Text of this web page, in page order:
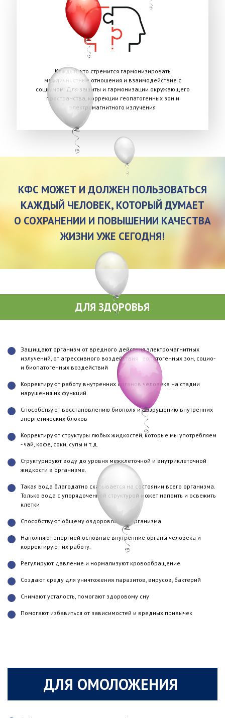
Каждый, кто стремится гармонизировать
межличностные отношения и взаимодействие с
социумом. Для защиты и гармонизации окружающего
пространства, коррекции геопатогенных зон и
электромагнитного излучения
КФС МОЖЕТ И ДОЛЖЕН ПОЛЬЗОВАТЬСЯ
КАЖДЫЙ ЧЕЛОВЕК, КОТОРЫЙ ДУМАЕТ
О СОХРАНЕНИИ И ПОВЫШЕНИИ КАЧЕСТВА
ЖИЗНИ УЖЕ СЕГОДНЯ!
ДЛЯ ЗДОРОВЬЯ
Защищают организм от вредного действия электромагнитных
излучений, от агрессивного воздействия геопатогенных зон, социо-
и биопатогенных воздействий
Корректируют работу внутренних органов человека на стадии
нарушения их функций
Способствуют восстановлению биополя и разрушению внутренних
энергетических блоков
Корректируют структуры любых жидкостей, которые мы употребляем
- чай, кофе, соки, супы и т.д.
Структурируют воду до уровня межклеточной и внутриклеточной
жидкости в организме.
Такая вода благодатно сказывается на состоянии всего организма.
Только вода с упорядоченной структурой может напоить и освежить
клетки
Способствуют общему оздоровлению организма
Наполняют энергией основные внутренние органы человека и
корректируют их работу.
Регулируют давление и нормализуют кровообращение
Создают среду для уничтожения паразитов, вирусов, бактерий
Снимают усталость, помогают здоровому сну
Помогают избавиться от зависимостей и вредных привычек
ДЛЯ ОМОЛОЖЕНИЯ